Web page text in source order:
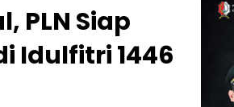
PLN Siap
Idulfitri 1446